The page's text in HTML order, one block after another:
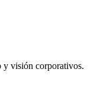
y visión corporativos.